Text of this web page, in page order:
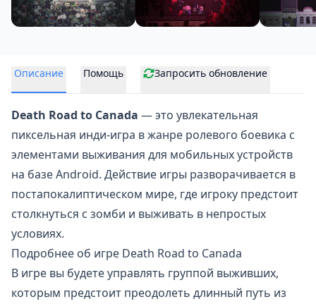
Описание Помощь Запросить обновление
Death Road to Canada — это увлекательная
пиксельная инди-игра в жанре ролевого боевика с
элементами выживания для мобильных устройств
на базе Android. Действие игры разворачивается в
постапокалиптическом мире, где игроку предстоит
столкнуться с зомби и выживать в непростых
условиях.
Подробнее об игре Death Road to Canada
В игре вы будете управлять группой выживших,
которым предстоит преодолеть длинный путь из